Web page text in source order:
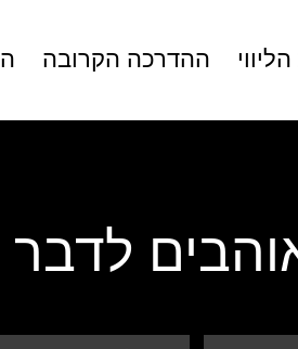
ההדרכה הקרובה